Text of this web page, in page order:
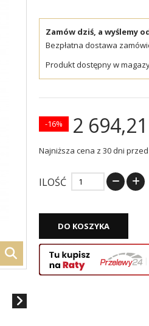
Zamów dziś, a wyślemy
Bezpłatna dostawa
Produkt dostępny w
2 694,21
-16%
Najniższa cena z 30 dni
ILOŚĆ
DO KOSZYKA